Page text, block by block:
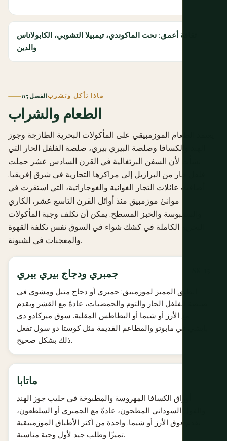
ثقافة أعمق: نحت الماكوندي، تيمبيلا التشوبي، الكابولاناس
والدين
الفصل 05ماذا تأكل وتشرب
الطعام والشراب
يعتمد الطعام الموزمبيقي على المأكولات البحرية الطازجة وجوز
الهند والكسافا وصلصة البيري بيري، صلصة الفلفل الحار التي
نشأت لأن السفن البرتغالية في القرن السادس عشر حملت
فلفل حار من البرازيل إلى مراكزها التجارية في شرق إفريقيا.
أضافت عائلات التجار الغوانية والغوجاراتية، التي استقرت في
موانئ موزمبيق منذ أوائل القرن التاسع عشر، الكاري
والسمبوسة والخبز المسطح. يمكن أن تكلف وجبة المأكولات
البحرية الكاملة في كشك شواء في السوق نفس تكلفة القهوة
والمعجنات في لشبونة.
جمبري ودجاج بيري بيري
الطبق المميز لموزمبيق: جمبري أو دجاج متبل ومشوي في
صلصة الفلفل الحار والثوم والحمضيات، عادةً مع القشر ويقدم
مع الأرز أو شيما أو البطاطس المقلية. سوق ميركادو دي
بايشي في مابوتو والمطاعم القديمة مثل كوستا دو سول تفعل
ذلك بشكل صحيح.
ماتابا
أوراق الكسافا المهروسة والمطبوخة في حليب جوز الهند
والفول السوداني المطحون، عادةً مع الجمبري أو السلطعون،
تقدم فوق الأرز أو شيما. واحدة من أكثر الأطباق الموزمبيقية
تميزًا وطلب جيد لأول وجبة مناسبة.